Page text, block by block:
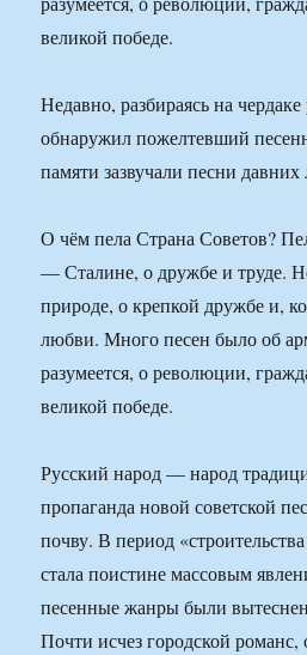
великой победе.
Недавно, разбираясь на
обнаружил пожелтевший
памяти зазвучали песни давних
О чём пела Страна Советов?
— Сталине, о дружбе и труде.
природе, о крепкой дружбе и,
любви. Много песен было об
разумеется, о революции,
великой победе.
Русский народ — народ
пропаганда новой советской
почву. В период
стала поистине массовым
песенные жанры были
Почти исчез городской